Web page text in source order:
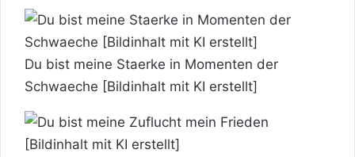
Du bist meine Staerke in Momenten der
Schwaeche [Bildinhalt mit KI erstellt]